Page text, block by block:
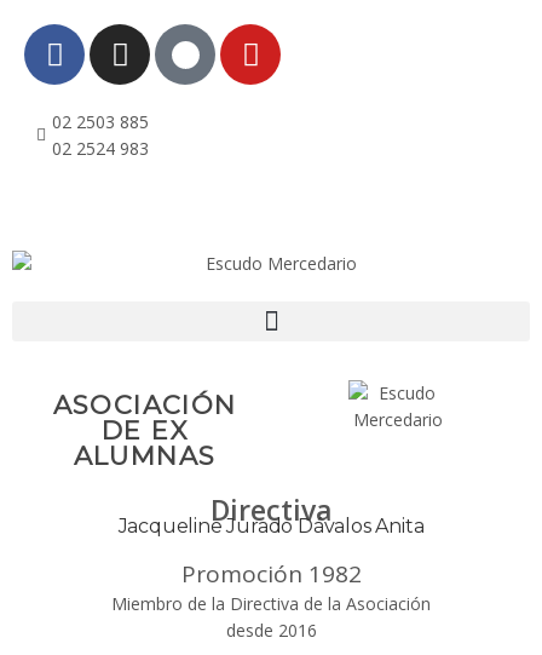
02 2503 885
02 2524 983
ASOCIACIÓN
DE EX
ALUMNAS
Directiva
Jacqueline Jurado Dávalos Anita
Promoción 1982
Miembro de la Directiva de la Asociación
desde 2016